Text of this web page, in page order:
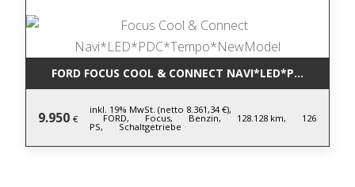
FORD FOCUS COOL & CONNECT
9.950 €
inkl. 19% MwSt. (netto 8.361,34 €),
FORD, Focus, Benzin, 128.128 km, 126
PS, Schaltgetriebe